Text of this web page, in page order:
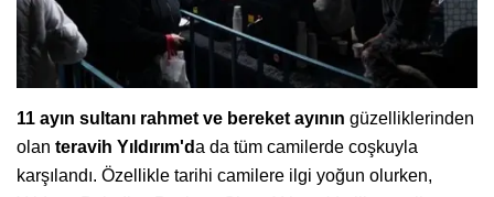
11 ayın sultanı rahmet ve bereket ayının güzelliklerinden
olan teravih Yıldırım'da da tüm camilerde coşkuyla
karşılandı. Özellikle tarihi camilere ilgi yoğun olurken,